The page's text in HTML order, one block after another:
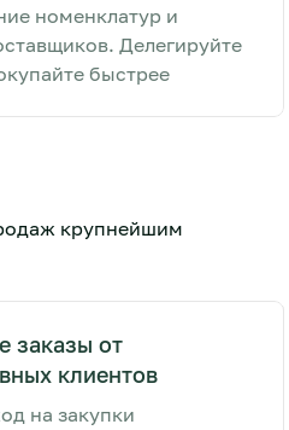
номенклатур и
Делегируйте
быстрее
крупнейшим
заказы от
клиентов
на закупки